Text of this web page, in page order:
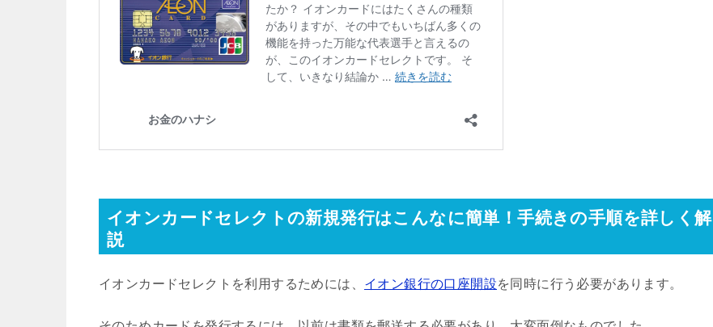
イオンカードセレクトの新規発行はこんなに簡単！手続きの手順を詳しく解
説
イオンカードセレクトを利用するためには、 イオン銀行の口座開設を同時に行う必要があります。